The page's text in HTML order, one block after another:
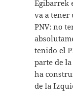
Egibarrek
va a tener
PNV: no
tenido el
parte de
ha
de la